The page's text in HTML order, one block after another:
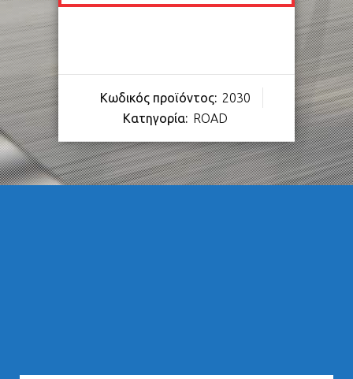
Κωδικός προϊόντος: 2030
Κατηγορία: ROAD